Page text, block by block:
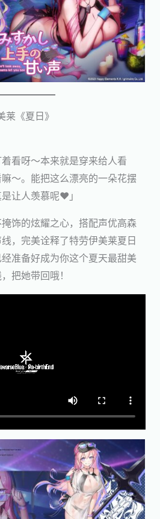
《夏日》
着看呀～本来就是穿来给人看
～。能把这么漂亮的一朵花摆
让人羡慕呢♥」
饰的炫耀之心，搭配声优高森
，完美诠释了特劳伊美莱夏日
准备好成为你这个夏天最甜美
把她带回哦！